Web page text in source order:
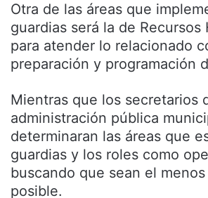
Otra de las áreas que
guardias será la de Recursos
para atender lo relacionado
preparación y programación
Mientras que los secretarios
administración pública
determinaran las áreas que
guardias y los roles como
buscando que sean el
posible.